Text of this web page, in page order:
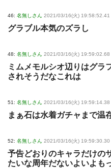
46: 名無しさん 2021/03/16(火) 19:58:52.41
グラブル本気のズラし
48: 名無しさん 2021/03/16(火) 19:59:02.68
ミムメモルシオ辺りはグラ
されそうだなこれは
51: 名無しさん 2021/03/16(火) 19:59:14.38
まぁ石は水着ガチャまで温
52: 名無しさん 2021/03/16(火) 19:59:30.30
予告どおりのキャラだけの
たいな周年だないよいよも